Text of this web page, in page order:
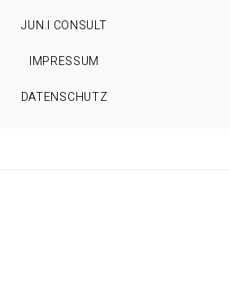
JUN.I CONSULT
IMPRESSUM
DATENSCHUTZ